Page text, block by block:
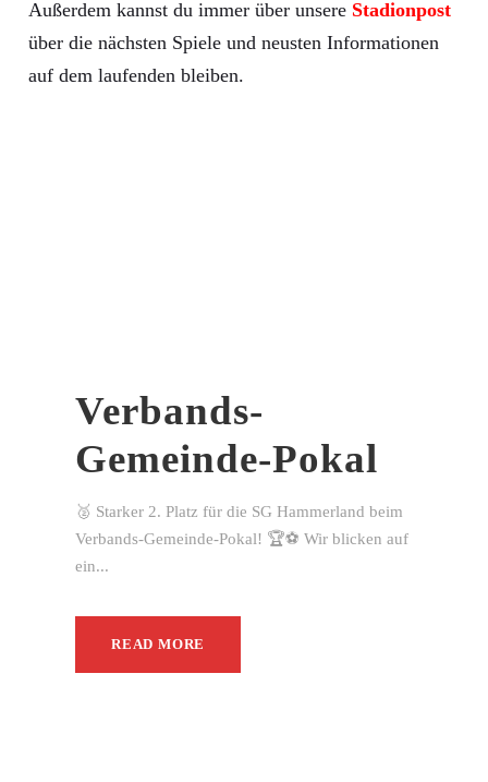
Außerdem kannst du immer über unsere Stadionpost
über die nächsten Spiele und neusten Informationen
auf dem laufenden bleiben.
Verbands-
Gemeinde-Pokal
🥈 Starker 2. Platz für die SG Hammerland beim
Verbands-Gemeinde-Pokal! 🏆⚽ Wir blicken auf
ein...
READ MORE